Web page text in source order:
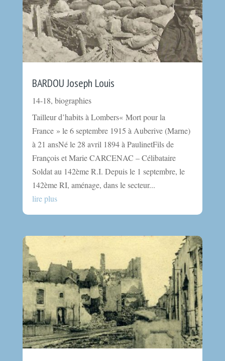
BARDOU Joseph Louis
14-18, biographies
Tailleur d’habits à Lombers« Mort pour la
France » le 6 septembre 1915 à Auberive (Marne)
à 21 ansNé le 28 avril 1894 à PaulinetFils de
François et Marie CARCENAC – Célibataire
Soldat au 142ème R.I. Depuis le 1 septembre, le
142ème RI, aménage, dans le secteur...
lire plus